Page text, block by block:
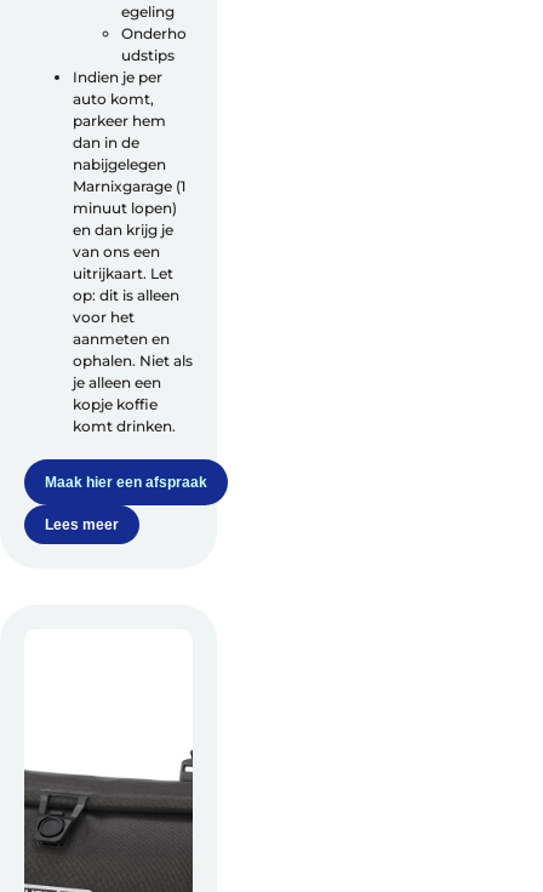
Over ons
Contact
De winkel
Blog
Azië
Afrika
het
kiezen
van een fiets
Maak een afspraak
egeling
Onderho
udstips
Indien je per
auto komt,
parkeer hem
dan in de
nabijgelegen
Marnixgarage (1
minuut lopen)
en dan krijg je
van ons een
uitrijkaart. Let
op: dit is alleen
voor het
aanmeten en
ophalen. Niet als
je alleen een
kopje koffie
komt drinken.
Maak hier een afspraak
Lees meer